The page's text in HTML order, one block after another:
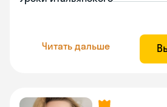
Читать дальше